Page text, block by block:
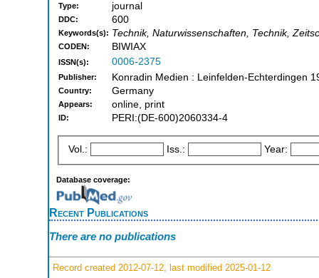
Type: journal
DDC: 600
Keywords(s): Technik, Naturwissenschaften, Technik,
CODEN: BIWIAX
ISSN(s): 0006-2375
Publisher: Konradin Medien : Leinfelden-Echterdingen
Country: Germany
Appears: online, print
ID: PERI:(DE-600)2060334-4
Vol.: Iss.: Year:
Database coverage:
Recent Publications
There are no publications
Record created 2012-07-12, last modified 2025-01-12